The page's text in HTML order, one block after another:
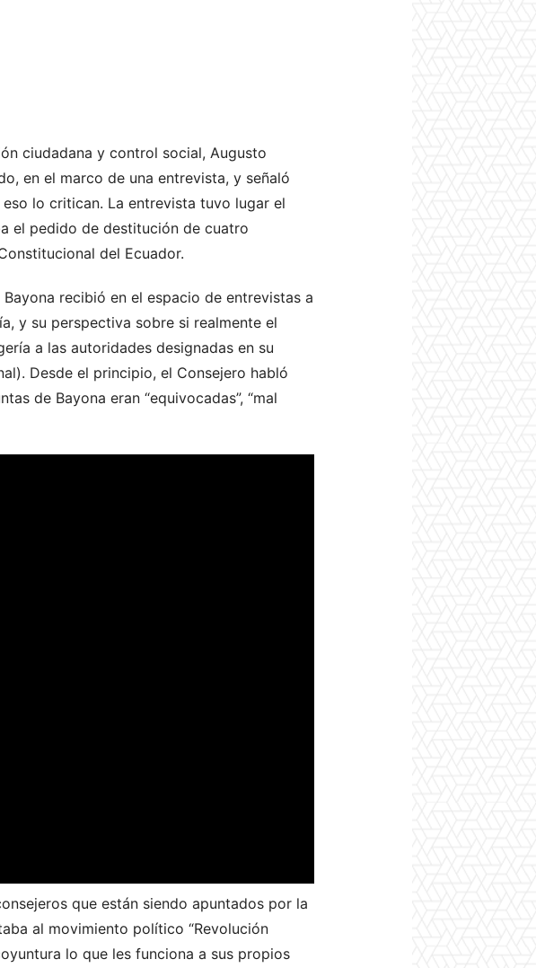
ciudadana y control social, Augusto
en el marco de una entrevista, y señaló
lo critican. La entrevista tuvo lugar el
el pedido de destitución de cuatro
del Ecuador.
recibió en el espacio de entrevistas a
y su perspectiva sobre si realmente el
a las autoridades designadas en su
Desde el principio, el Consejero habló
de Bayona eran “equivocadas”, “mal
que están siendo apuntados por la
al movimiento político “Revolución
lo que les funciona a sus propios